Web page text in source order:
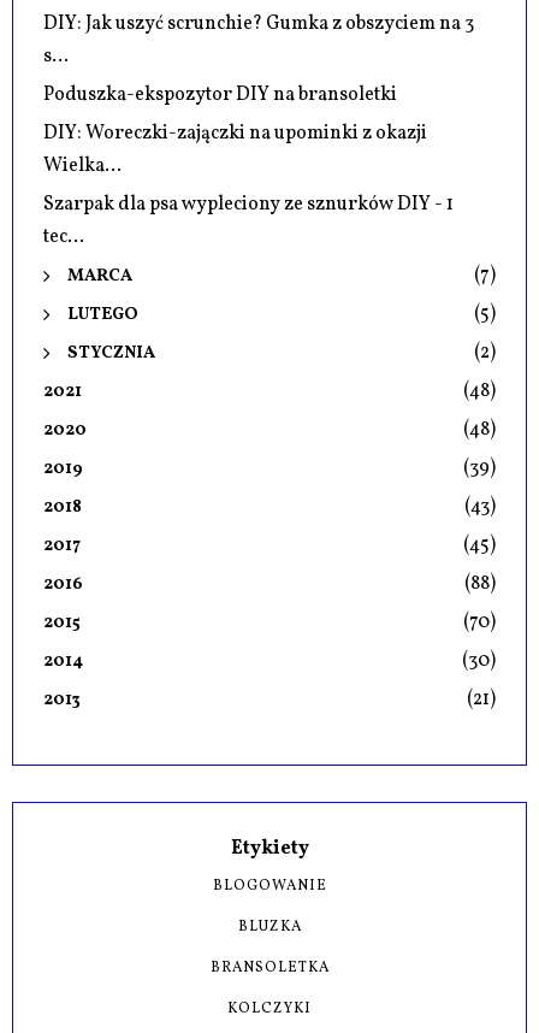
DIY: Jak uszyć scrunchie? Gumka z obszyciem na 3
s...
Poduszka-ekspozytor DIY na bransoletki
DIY: Woreczki-zajączki na upominki z okazji
Wielka...
Szarpak dla psa wypleciony ze sznurków DIY - 1
tec...
MARCA (7)
LUTEGO (5)
STYCZNIA (2)
2021 (48)
2020 (48)
2019 (39)
2018 (43)
2017 (45)
2016 (88)
2015 (70)
2014 (30)
2013 (21)
Etykiety
BLOGOWANIE
BLUZKA
BRANSOLETKA
KOLCZYKI